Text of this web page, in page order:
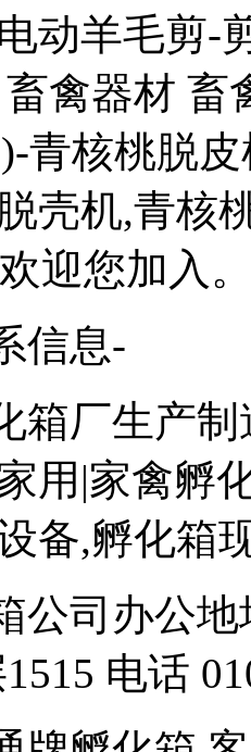
动羊毛剪-
禽器材 畜
青核桃脱
壳机,青核
迎您加入
信息-
箱厂生产
用|家禽孵
备,孵化箱
公司办公
电话